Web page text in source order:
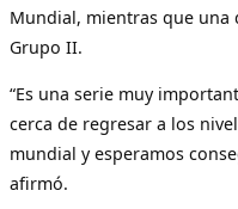
Mundial, mientras que
Grupo II.
“Es una serie muy
cerca de regresar a los
mundial y esperamos
afirmó.